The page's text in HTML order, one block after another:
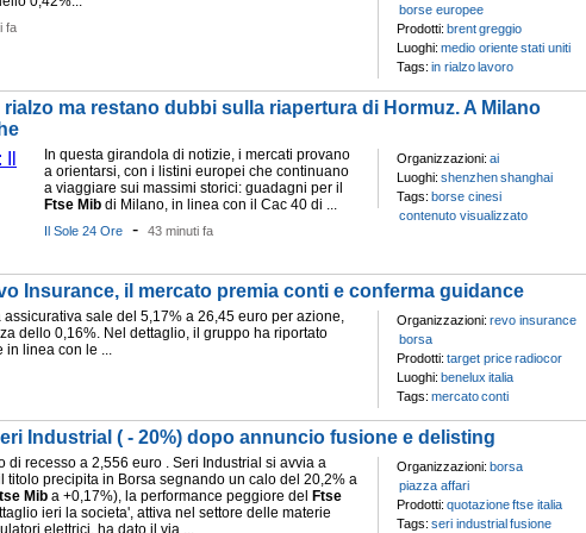
fa
borse europee
Prodotti: brentgreggio
Luoghi: medio orientestati uniti
Tags: in rialzolavoro
ma restano dubbi sulla riapertura di Hormuz. A Milano
In questa girandola di notizie, i mercati provano
a orientarsi, con i listini europei che continuano
a viaggiare sui massimi storici: guadagni per il
Ftse Mib di Milano, in linea con il Cac 40 di ...
Il Sole 24 Ore - 43 minuti fa
Organizzazioni: ai
Luoghi: shenzhenshanghai
Tags: borse cinesi
contenuto visualizzato
Insurance, il mercato premia conti e conferma guidance
assicurativa sale del 5,17% a 26,45 euro per azione,
dello 0,16%. Nel dettaglio, il gruppo ha riportato
in linea con le ...
Organizzazioni: revo insurance
borsa
Prodotti: target priceradiocor
Luoghi: benelux italia
Tags: mercatoconti
Industrial ( - 20%) dopo annuncio fusione e delisting
di recesso a 2,556 euro . Seri Industrial si avvia a
titolo precipita in Borsa segnando un calo del 20,2% a
Mib a +0,17%), la performance peggiore del
Ftse
ieri la societa', attiva nel settore delle materie
elettrici, ha dato il via ...
Organizzazioni: borsa
piazza affari
Prodotti: quotazioneftse italia
Tags: seri industrialfusione